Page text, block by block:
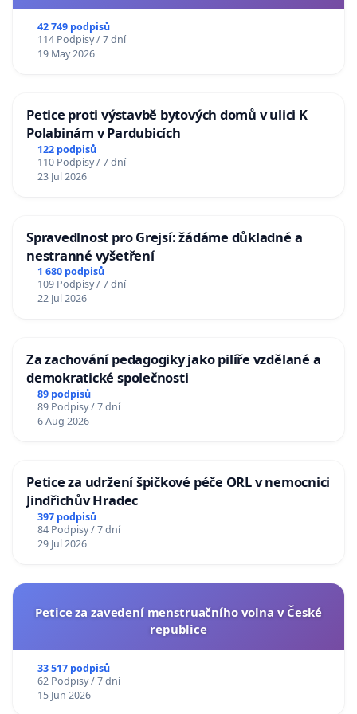
42 749 podpisů
114 Podpisy / 7 dní
19 May 2026
Petice proti výstavbě bytových domů v ulici K
Polabinám v Pardubicích
122 podpisů
110 Podpisy / 7 dní
23 Jul 2026
Spravedlnost pro Grejsí: žádáme důkladné a
nestranné vyšetření
1 680 podpisů
109 Podpisy / 7 dní
22 Jul 2026
Za zachování pedagogiky jako pilíře vzdělané a
demokratické společnosti
89 podpisů
89 Podpisy / 7 dní
6 Aug 2026
Petice za udržení špičkové péče ORL v nemocnici
Jindřichův Hradec
397 podpisů
84 Podpisy / 7 dní
29 Jul 2026
Petice za zavedení menstruačního volna v České
republice
33 517 podpisů
62 Podpisy / 7 dní
15 Jun 2026